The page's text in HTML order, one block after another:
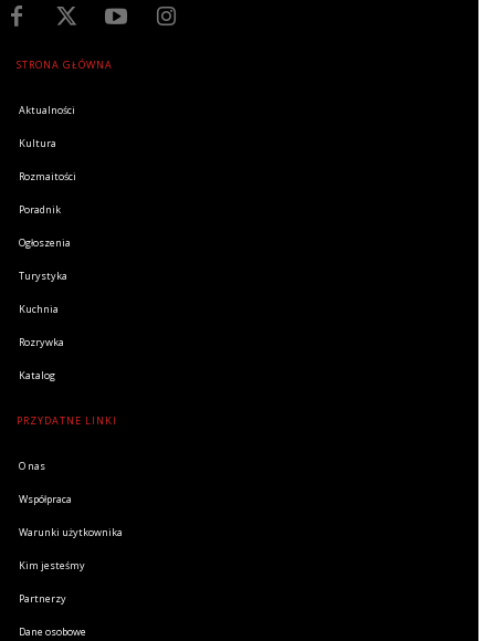
STRONA GŁÓWNA
Aktualności
Kultura
Rozmaitości
Poradnik
Ogłoszenia
Turystyka
Kuchnia
Rozrywka
Katalog
PRZYDATNE LINKI
O nas
Współpraca
Warunki użytkownika
Kim jesteśmy
Partnerzy
Dane osobowe